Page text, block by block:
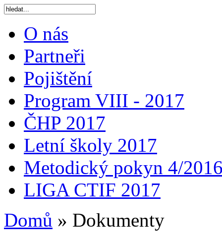
O nás
Partneři
Pojištění
Program VIII - 2017
ČHP 2017
Letní školy 2017
Metodický pokyn 4/
LIGA CTIF 2017
Domů » Dokumenty